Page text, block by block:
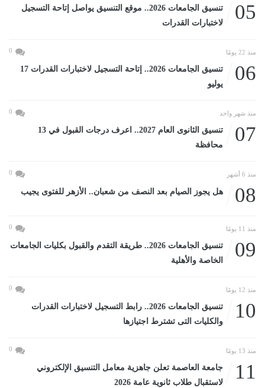
05
تنسيق الجامعات 2026.. موقع التنسيق يواصل إتاحة التسجيل
لاختبارات القدرات
منذ 22 يومًا 0
06
تنسيق الجامعات 2026.. إتاحة التسجيل لاختبارات القدرات 17
يوليو
منذ شهر واحد 0
07
تنسيق الثانوى العام 2027.. اعرف درجات القبول في 13
محافظة
منذ 6 أشهر 0
08 هل يجوز الصيام بعد النصف من شعبان.. الأزهر للفتوى يجيب
منذ 11 يومًا 0
09
تنسيق الجامعات 2026.. طريقة التقدم والقبول بكليات الجامعات
الخاصة والأهلية
منذ 12 يومًا 0
10
تنسيق الجامعات 2026.. رابط التسجيل لاختبارات القدرات
والكليات التى تشترط اجتيازها
منذ 13 يومًا 0
11
جامعة العاصمة تعلن جاهزية معامل التنسيق الإلكتروني
لاستقبال طلاب ثانوية عامة 2026